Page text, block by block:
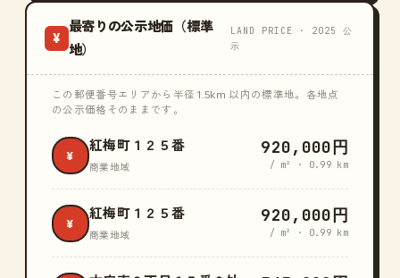
¥
最寄りの公示地価（標準
地）
LAND PRICE · 2025 公
示
この郵便番号エリアから半径 1.5km 以内の標準地。各地点
の公示価格そのままです。
¥
紅梅町１２５番
商業地域
920,000円
/ m² · 0.99 km
¥
紅梅町１２５番
商業地域
920,000円
/ m² · 0.99 km